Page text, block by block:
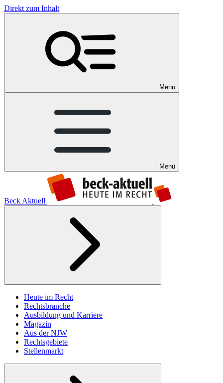
Direkt zum Inhalt
Menü
Menü
Beck Aktuell
Heute im Recht
Rechtsbranche
Ausbildung und Karriere
Magazin
Aus der NJW
Rechtsgebiete
Stellenmarkt